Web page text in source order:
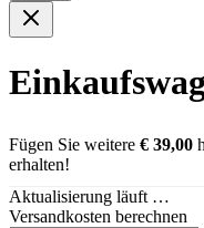
Fügen Sie weitere € 39,00
erhalten!
Aktualisierung läuft …
Versandkosten berechnen